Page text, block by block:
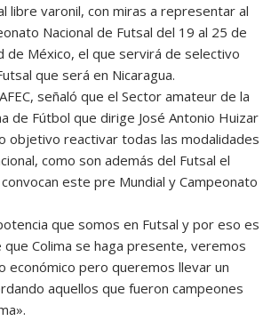
libre varonil, con miras a representar al
Nacional de Futsal del 19 al 25 de
de México, el que servirá de selectivo
que será en Nicaragua.
señaló que el Sector amateur de la
de Fútbol que dirige José Antonio Huizar
objetivo reactivar todas las modalidades
como son además del Futsal el
este pre Mundial y Campeonato
que somos en Futsal y por eso es
Colima se haga presente, veremos
económico pero queremos llevar un
aquellos que fueron campeones